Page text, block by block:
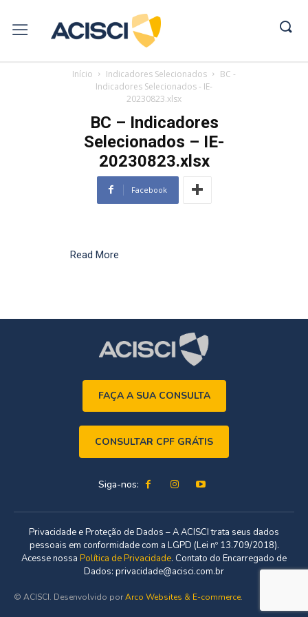
Início Indicadores Selecionados
BC -
Indicadores Selecionados - IE-
20230823.xlsx
BC – Indicadores
Selecionados – IE-
20230823.xlsx
Facebook
Read More
FAÇA A SUA CONSULTA
CONSULTAR CPF GRÁTIS
Siga-nos:
Privacidade e Proteção de Dados – A ACISCI trata seus dados
pessoais em conformidade com a LGPD (Lei nº 13.709/2018).
Acesse nossa Política de Privacidade. Contato do Encarregado de
Dados: privacidade@acisci.com.br
© ACISCI. Desenvolvido porArco Websites & E-commerce.